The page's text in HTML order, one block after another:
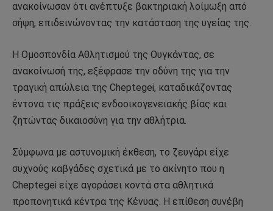
ανακοίνωσαν ότι ανέπτυξε βακτηριακή λοίμωξη από
σήψη, επιδεινώνοντας την κατάσταση της υγείας της.
Η Ομοσπονδία Αθλητισμού της Ουγκάντας, σε
ανακοίνωσή της, εξέφρασε την οδύνη της για την
τραγική απώλεια της Cheptegei, καταδικάζοντας
έντονα τις πράξεις ενδοοικογενειακής βίας και
ζητώντας δικαιοσύνη για την αθλήτρια.
Σύμφωνα με αστυνομική έκθεση, το ζευγάρι είχε
συχνούς καβγάδες σχετικά με το ακίνητο που η
Cheptegei είχε αγοράσει κοντά στα αθλητικά
προπονητικά κέντρα της Κένυας. Η επίθεση συνέβη